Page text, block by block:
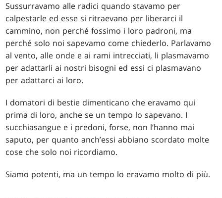
Sussurravamo alle radici quando stavamo per
calpestarle ed esse si ritraevano per liberarci il
cammino, non perché fossimo i loro padroni, ma
perché solo noi sapevamo come chiederlo. Parlavamo
al vento, alle onde e ai rami intrecciati, li plasmavamo
per adattarli ai nostri bisogni ed essi ci plasmavano
per adattarci ai loro.
I domatori di bestie dimenticano che eravamo qui
prima di loro, anche se un tempo lo sapevano. I
succhiasangue e i predoni, forse, non l’hanno mai
saputo, per quanto anch’essi abbiano scordato molte
cose che solo noi ricordiamo.
Siamo potenti, ma un tempo lo eravamo molto di più.